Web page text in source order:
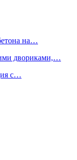
на…
двориками,…
с…